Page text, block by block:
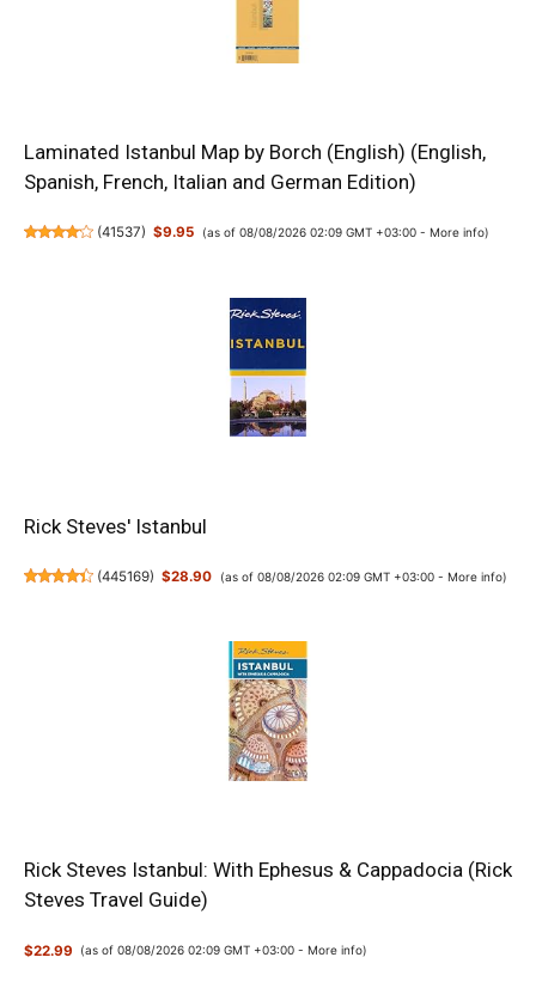
Laminated Istanbul Map by Borch (English) (English,
Spanish, French, Italian and German Edition)
(41537) $9.95 (as of 08/08/2026 02:09 GMT +03:00 - More info)
Rick Steves' Istanbul
(445169) $28.90 (as of 08/08/2026 02:09 GMT +03:00 - More info)
Rick Steves Istanbul: With Ephesus & Cappadocia (Rick
Steves Travel Guide)
$22.99 (as of 08/08/2026 02:09 GMT +03:00 - More info)